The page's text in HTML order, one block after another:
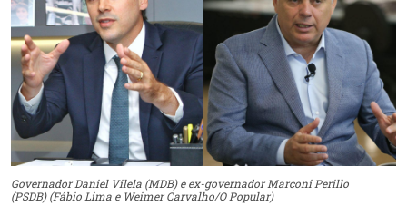
Governador Daniel Vilela (MDB) e ex-governador Marconi Perillo
(PSDB) (Fábio Lima e Weimer Carvalho/O Popular)